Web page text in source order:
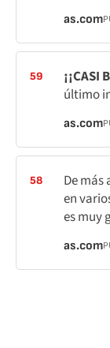
as.com
59 ¡¡CASI
último
as.com
58 De más
en
es muy
as.com